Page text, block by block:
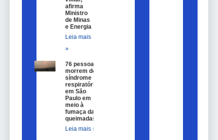
afirma
Ministro
de Minas
e Energia
Leia mais
»
76 pessoas
morrem de
síndrome
respiratória
em São
Paulo em
meio à
fumaça das
queimadas
Leia mais »